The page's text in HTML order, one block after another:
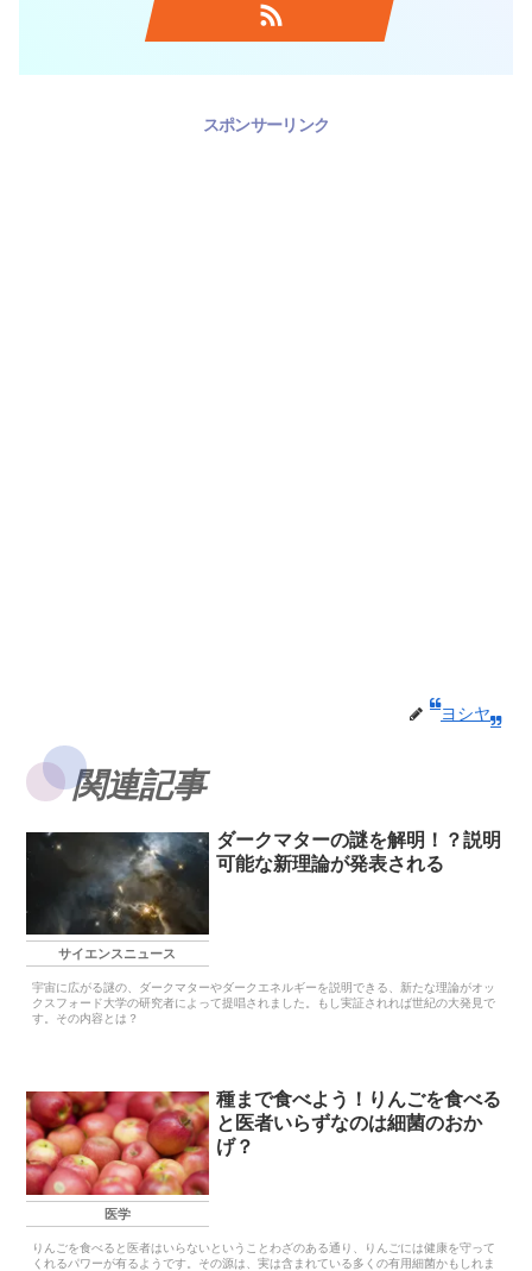
スポンサーリンク
ヨシヤ
関連記事
サイエンスニュース
ダークマターの謎を解明！？説明
可能な新理論が発表される
宇宙に広がる謎の、ダークマターやダークエネルギーを説明できる、新たな理論がオッ
クスフォード大学の研究者によって提唱されました。もし実証されれば世紀の大発見で
す。その内容とは？
医学
種まで食べよう！りんごを食べる
と医者いらずなのは細菌のおか
げ？
りんごを食べると医者はいらないということわざのある通り、りんごには健康を守って
くれるパワーが有るようです。その源は、実は含まれている多くの有用細菌かもしれま